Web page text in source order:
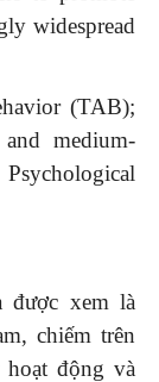
widespread
(TAB);
and medium-
được xem là
chiếm trên
động và